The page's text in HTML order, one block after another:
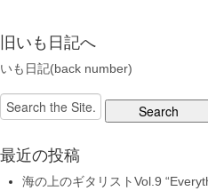
旧いも日記へ
いも日記(back number)
Search
for:
最近の投稿
海の上のギタリストVol.9